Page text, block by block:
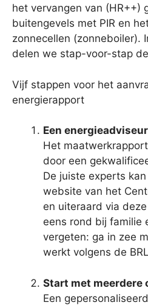
het vervangen van (HR++)
buitengevels met PIR en
zonnecellen (zonneboiler).
delen we stap-voor-stap
Vijf stappen voor het
energierapport
Een
Het
door een
De juiste experts
website van het
en uiteraard via
eens rond bij familie
vergeten: ga in zee
werkt volgens de
Start met meerdere
Een